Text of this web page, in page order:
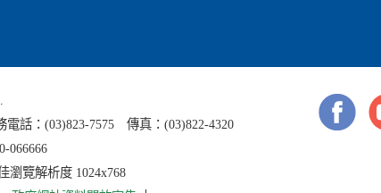
話：(03)823-7575 傳真：(03)822-4320
066666
瀏覽解析度 1024x768